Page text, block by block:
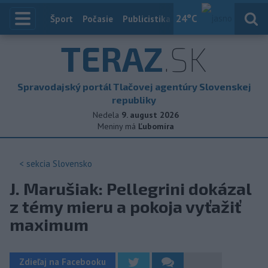
24°C
Index
Šport Počasie Publicistika Slovensko
TERAZ.SK
Spravodajský portál Tlačovej agentúry Slovenskej
republiky
Nedela 9. august 2026
Meniny má Ľubomíra
< sekcia Slovensko
J. Marušiak: Pellegrini dokázal
z témy mieru a pokoja vyťažiť
maximum
Zdieľaj na Facebooku